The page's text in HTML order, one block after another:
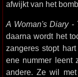
afwijkt van het
A Woman's Diary -
daarna wordt het
zangeres stopt
ene nummer leent
andere. Ze wil